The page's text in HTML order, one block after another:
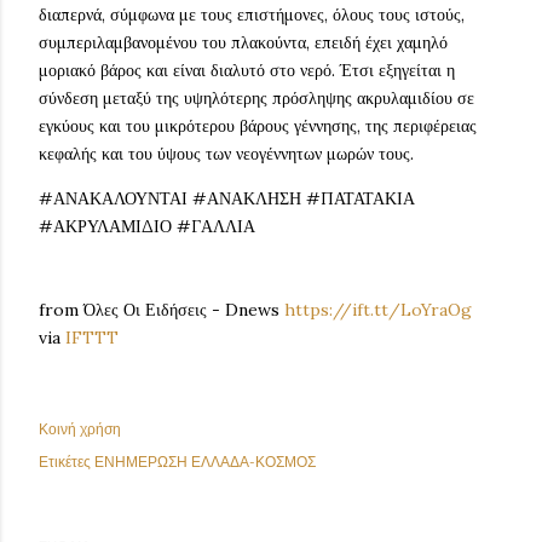
διαπερνά, σύμφωνα με τους επιστήμονες, όλους τους ιστούς,
συμπεριλαμβανομένου του πλακούντα, επειδή έχει χαμηλό
μοριακό βάρος και είναι διαλυτό στο νερό. Έτσι εξηγείται η
σύνδεση μεταξύ της υψηλότερης πρόσληψης ακρυλαμιδίου σε
εγκύους και του μικρότερου βάρους γέννησης, της περιφέρειας
κεφαλής και του ύψους των νεογέννητων μωρών τους.
#ΑΝΑΚΑΛΟΥΝΤΑΙ #ΑΝΑΚΛΗΣΗ #ΠΑΤΑΤΑΚΙΑ
#ΑΚΡΥΛΑΜΙΔΙΟ #ΓΑΛΛΙΑ
from Όλες Οι Ειδήσεις - Dnews https://ift.tt/LoYraOg
via IFTTT
Κοινή χρήση
Ετικέτες ΕΝΗΜΕΡΩΣΗ ΕΛΛΑΔΑ-ΚΟΣΜΟΣ